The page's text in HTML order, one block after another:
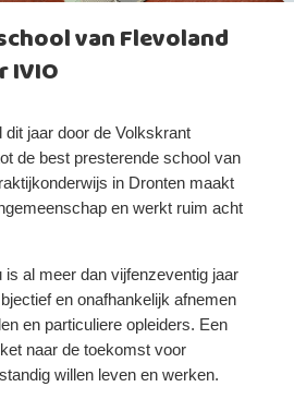
van Flevoland
IVIO
dit jaar door de Volkskrant
de best presterende school van
in Dronten maakt
en werkt ruim acht
al meer dan vijfenzeventig jaar
en onafhankelijk afnemen
en particuliere opleiders. Een
naar de toekomst voor
willen leven en werken.